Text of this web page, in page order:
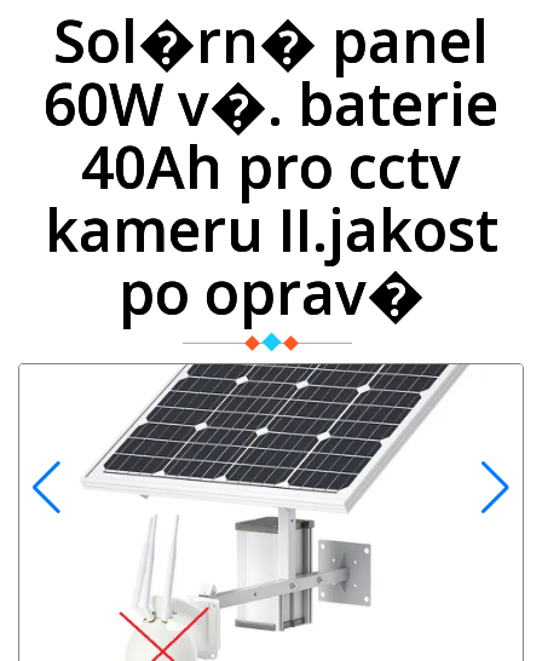
Sol�rn� panel
60W v�. baterie
40Ah pro cctv
kameru II.jakost
po oprav�